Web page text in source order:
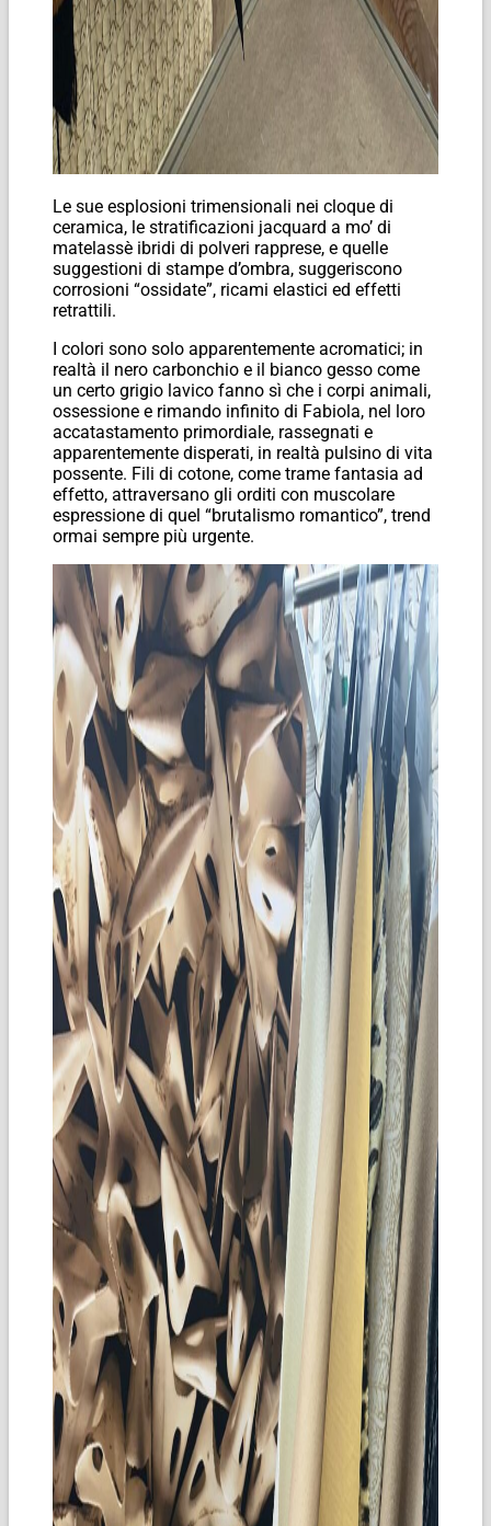
Le sue esplosioni trimensionali nei cloque di
ceramica, le stratificazioni jacquard a mo’ di
matelassè ibridi di polveri rapprese, e quelle
suggestioni di stampe d’ombra, suggeriscono
corrosioni “ossidate”, ricami elastici ed effetti
retrattili.
I colori sono solo apparentemente acromatici; in
realtà il nero carbonchio e il bianco gesso come
un certo grigio lavico fanno sì che i corpi animali,
ossessione e rimando infinito di Fabiola, nel loro
accatastamento primordiale, rassegnati e
apparentemente disperati, in realtà pulsino di vita
possente. Fili di cotone, come trame fantasia ad
effetto, attraversano gli orditi con muscolare
espressione di quel “brutalismo romantico”, trend
ormai sempre più urgente.